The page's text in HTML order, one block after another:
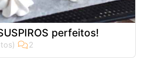
perfeitos!